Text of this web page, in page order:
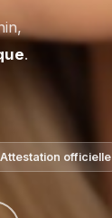
.
officielle